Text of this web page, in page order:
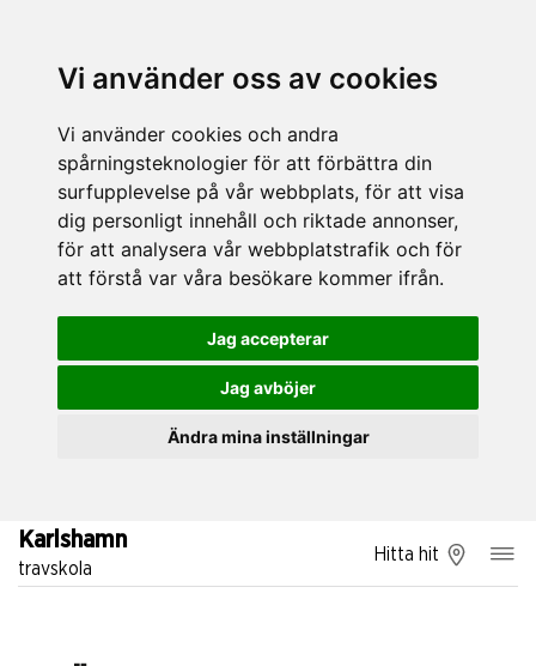
Vi använder oss av cookies
Vi använder cookies och andra
spårningsteknologier för att förbättra din
surfupplevelse på vår webbplats, för att visa
dig personligt innehåll och riktade annonser,
för att analysera vår webbplatstrafik och för
att förstå var våra besökare kommer ifrån.
Jag accepterar
Jag avböjer
Ändra mina inställningar
Karlshamn
travskola
Hitta hit